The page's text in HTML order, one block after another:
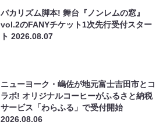
バカリズム脚本! 舞台『ノンレムの窓』
vol.2のFANYチケット1次先行受付スター
ト2026.08.07
ニューヨーク・嶋佐が地元富士吉田市とコ
ラボ! オリジナルコーヒーがふるさと納税
サービス「わらふる」で受付開始
2026.08.06